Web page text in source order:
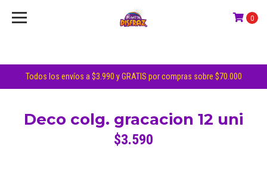
Todos los envíos a $3.990 y GRATIS por compras sobre $70.000
0
Deco colg. gracacion 12 uni
$3.590